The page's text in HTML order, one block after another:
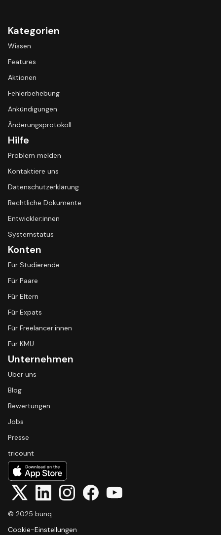
Kategorien
Wissen
Features
Aktionen
Fehlerbehebung
Ankündigungen
Änderungsprotokoll
Hilfe
Problem melden
Kontaktiere uns
Datenschutzerklärung
Rechtliche Dokumente
Entwickler:innen
Systemstatus
Konten
Für Studierende
Für Paare
Für Eltern
Für Expats
Für Freelancer:innen
Für KMU
Unternehmen
Über uns
Blog
Bewertungen
Jobs
Presse
tricount
© 2025 bunq
Cookie-Einstellungen